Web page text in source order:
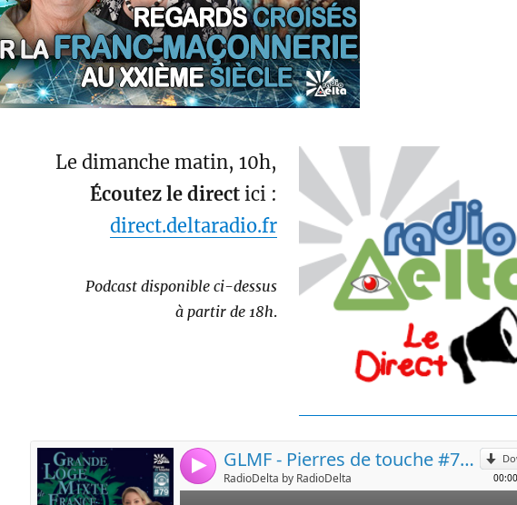
Le dimanche matin, 10h,
Écoutez le direct ici :
direct.deltaradio.fr
Podcast disponible ci-dessus
à partir de 18h.